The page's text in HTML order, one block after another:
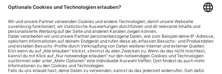
Datenschutzhinweise
Impressum
Privatsphäre-Einstellungen